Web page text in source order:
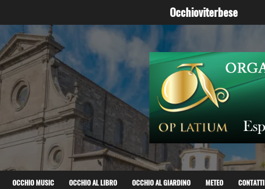
Occhioviterbese
OCCHIO MUSIC OCCHIO AL LIBRO OCCHIO AL GIARDINO METEO CONTATTI